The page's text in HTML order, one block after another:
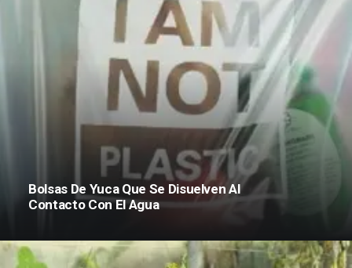
Bolsas De Yuca Que Se Disuelven Al
Contacto Con El Agua